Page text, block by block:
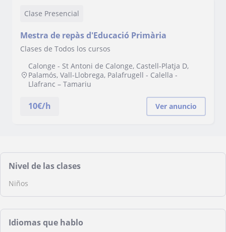
Clase Presencial
Mestra de repàs d'Educació Primària
Clases de Todos los cursos
Calonge - St Antoni de Calonge, Castell-Platja D,
Palamós, Vall-Llobrega, Palafrugell - Calella -
Llafranc – Tamariu
10€/h Ver anuncio
Nivel de las clases
Niños
Idiomas que hablo